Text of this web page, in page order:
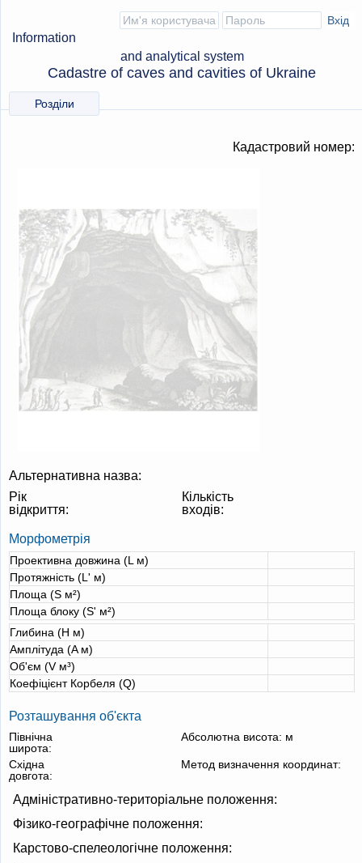
Information
and analytical system
Cadastre of caves and cavities of Ukraine
Розділи
Кадастровий номер:
Альтернативна назва:
Рік
відкриття:
Кількість
входів:
Морфометрія
Проективна довжина (L м)
Протяжність (L' м)
Площа (S м²)
Площа блоку (S' м²)
Глибина (H м)
Амплітуда (A м)
Об'єм (V м³)
Коефіцієнт Корбеля (Q)
Розташування об'єкта
Північна
широта:
Абсолютна висота: м
Східна
довгота:
Метод визначення координат:
Адміністративно-територіальне положення:
Фізико-географічне положення:
Карстово-спелеологічне положення: